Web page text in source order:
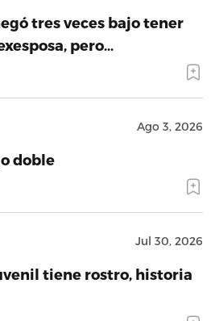
tres veces bajo tener
pero…
Ago 3, 2026
doble
Jul 30, 2026
tiene rostro, historia